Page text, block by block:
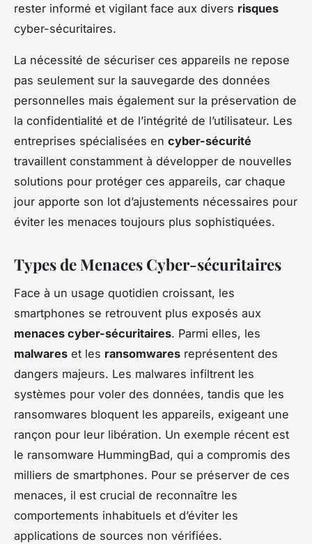
rester informé et vigilant face aux divers risques
cyber-sécuritaires.
La nécessité de sécuriser ces appareils ne repose
pas seulement sur la sauvegarde des données
personnelles mais également sur la préservation de
la confidentialité et de l’intégrité de l’utilisateur. Les
entreprises spécialisées en cyber-sécurité
travaillent constamment à développer de nouvelles
solutions pour protéger ces appareils, car chaque
jour apporte son lot d’ajustements nécessaires pour
éviter les menaces toujours plus sophistiquées.
Types de Menaces Cyber-sécuritaires
Face à un usage quotidien croissant, les
smartphones se retrouvent plus exposés aux
menaces cyber-sécuritaires. Parmi elles, les
malwares et les ransomwares représentent des
dangers majeurs. Les malwares infiltrent les
systèmes pour voler des données, tandis que les
ransomwares bloquent les appareils, exigeant une
rançon pour leur libération. Un exemple récent est
le ransomware HummingBad, qui a compromis des
milliers de smartphones. Pour se préserver de ces
menaces, il est crucial de reconnaître les
comportements inhabituels et d’éviter les
applications de sources non vérifiées.